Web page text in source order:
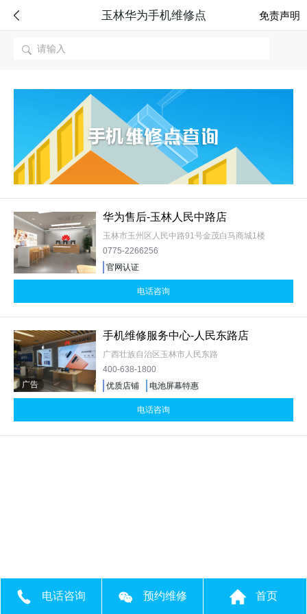
 玉林华为手机维修点 免责声明

华为售后-玉林人民中路店
玉林市玉州区人民中路91号金茂白马商城1楼
0775-2266256
官网认证
电话咨询
广告
手机维修服务中心-人民东路店
广西壮族自治区玉林市人民东路
400-638-1800
优质店铺
电池屏幕特惠
电话咨询
电话咨询 预约维修 首页